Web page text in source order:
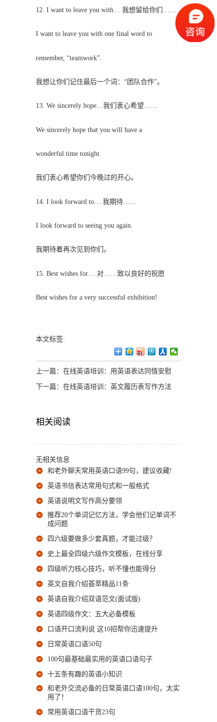
12. I want to leave you with… 我想留给你们……
I want to leave you with one final word to
remember, “teamwork”.
我想让你们记住最后一个词：“团队合作”。
13. We sincerely hope…我们衷心希望……
We sincerely hope that you will have a
wonderful time tonight.
我们衷心希望你们今晚过的开心。
14. I look forward to… 我期待……
I look forward to seeing you again.
我期待着再次见到你们。
15. Best wishes for… 对……致以良好的祝愿
Best wishes for a very successful exhibition!
本文标签:
上一篇： 在线英语培训：用英语表达同情安慰
下一篇： 在线英语培训：英文履历表写作方法
相关阅读
无相关信息
和老外聊天常用英语口语99句，建议收藏!
英语书信表达常用句式和一般格式
英语说明文写作高分要领
推荐20个单词记忆方法，学会他们记单词不
成问题
四六级要做多少套真题，才能过级？
史上最全四级六级作文模板，在线分享
四级听力核心技巧，听不懂也能得分
英文自我介绍荟萃精品11条
英语自我介绍双语范文(面试版)
英语四级作文：五大必备模板
口语开口流利说 这10招帮你迅速提升
日常英语口语50句
100句最基础最实用的英语口语句子
十五条有趣的英语小知识
和老外交流必备的日常英语口语100句，太实
用了！
常用英语口语干货23句